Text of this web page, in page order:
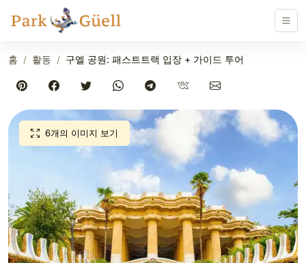
홈 활동 구엘 공원: 패스트트랙 입장 + 가이드 투어
6개의 이미지 보기